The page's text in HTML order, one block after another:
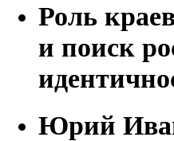
Роль
и поиск
Юрий